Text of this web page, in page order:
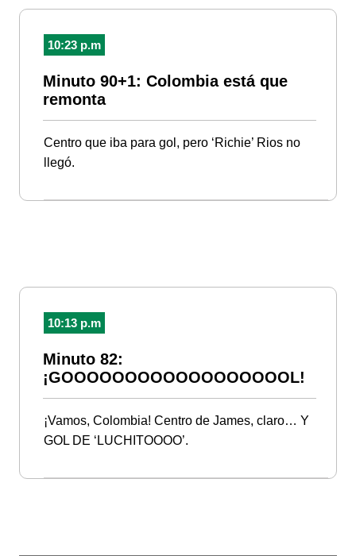
10:23 p.m
Minuto 90+1: Colombia está que
remonta
Centro que iba para gol, pero ‘Richie’ Rios no
llegó.
10:13 p.m
Minuto 82:
¡GOOOOOOOOOOOOOOOOOOL!
¡Vamos, Colombia! Centro de James, claro… Y
GOL DE ‘LUCHITOOOO’.